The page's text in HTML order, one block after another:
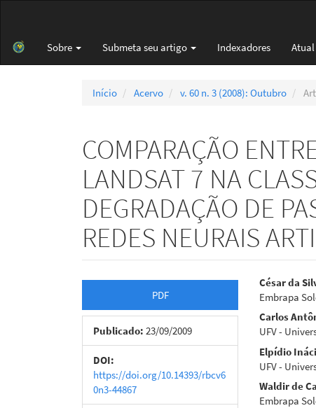
principal
Barra
Sobre Submeta seu artigo Indexadores Atual
Início Acervo v. 60 n. 3 (2008): Outubro
COMPARAÇÃO
LANDSAT 7 NA
DEGRADAÇÃO DE
REDES NEURAIS
Barra
lateral
de
artigos
PDF
Publicado: 23/09/2009
DOI:
https://doi.org/10.14393/rbcv6
0n3-44867
do
artigo
César da
Embrapa
Carlos
UFV -
Elpídio
UFV -
Waldir de
Embrapa